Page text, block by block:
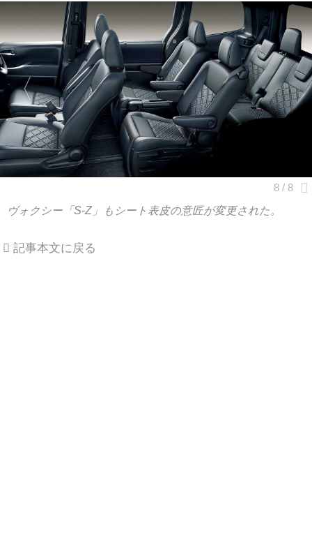
ヴォクシー「S-Z」もシート表皮の意匠が変更された。
記事本文に戻る